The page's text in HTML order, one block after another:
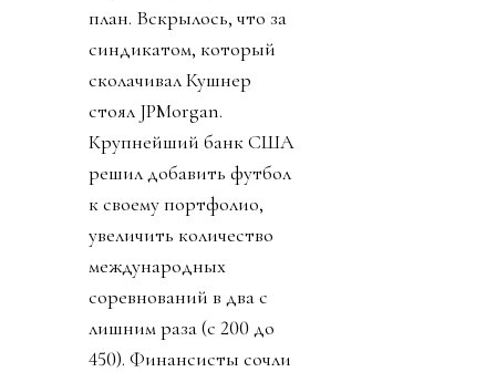
план. Вскрылось, что за
синдикатом, который
сколачивал Кушнер
стоял JPMorgan.
Крупнейший банк США
решил добавить футбол
к своему портфолио,
увеличить количество
международных
соревнований в два с
лишним раза (с 200 до
450). Финансисты сочли